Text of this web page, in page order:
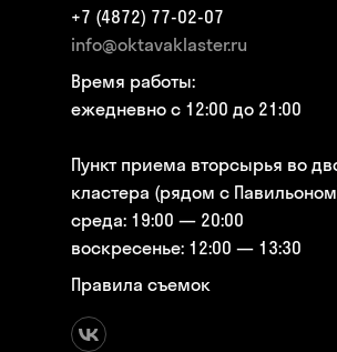
+7 (4872) 77-02-07
info@oktavaklaster.ru
Время работы:
ежедневно с 12:00 до 21:00
Пункт приема вторсырья во
кластера (рядом с
среда: 19:00 — 20:00
воскресенье: 12:00 — 13:30
Правила съемок